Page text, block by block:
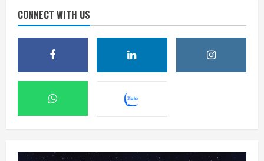
CONNECT WITH US